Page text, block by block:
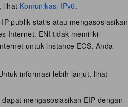
lihat Komunikasi IPv6.
publik statis atau mengasosiasikan
Internet. ENI tidak memiliki
untuk instance ECS, Anda
informasi lebih lanjut, lihat
mengasosiasikan EIP dengan